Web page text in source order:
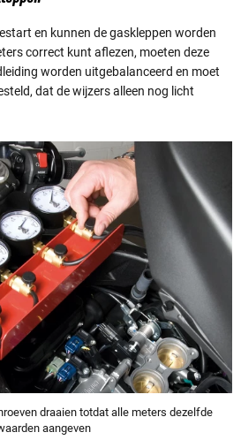
en kunnen de gaskleppen worden
correct kunt aflezen, moeten deze
worden uitgebalanceerd en moet
dat de wijzers alleen nog licht
draaien totdat alle meters dezelfde
aangeven